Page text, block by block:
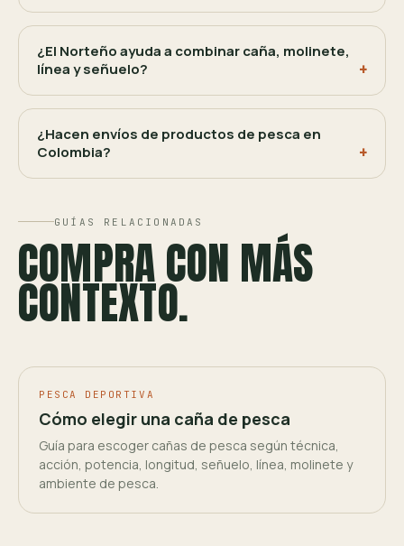
¿El Norteño ayuda a combinar caña, molinete,
línea y señuelo?
¿Hacen envíos de productos de pesca en
Colombia?
GUÍAS RELACIONADAS
COMPRA CON MÁS
CONTEXTO.
PESCA DEPORTIVA
Cómo elegir una caña de pesca
Guía para escoger cañas de pesca según técnica,
acción, potencia, longitud, señuelo, línea, molinete y
ambiente de pesca.